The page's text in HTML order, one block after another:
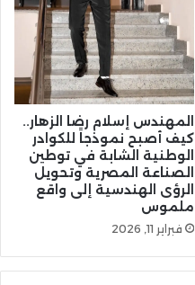
المهندس إسلام رضا الزهار..
كيف أصبح نموذجاً للكوادر
الوطنية الشابة في توطين
الصناعة المصرية وتحويل
الرؤى الهندسية إلى واقع
ملموس
فبراير 11, 2026